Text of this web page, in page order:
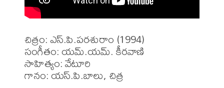
చిత్రం: ఎస్.పి.పరశురాం (1994)
సంగీతం: యమ్.యమ్. కీరవాణి
సాహిత్యం: వేటూరి
గానం: యస్.పి.బాలు, చిత్ర